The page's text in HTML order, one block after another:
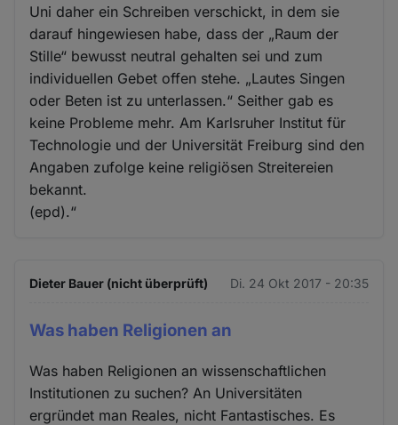
Uni daher ein Schreiben verschickt, in dem sie
darauf hingewiesen habe, dass der „Raum der
Stille“ bewusst neutral gehalten sei und zum
individuellen Gebet offen stehe. „Lautes Singen
oder Beten ist zu unterlassen.“ Seither gab es
keine Probleme mehr. Am Karlsruher Institut für
Technologie und der Universität Freiburg sind den
Angaben zufolge keine religiösen Streitereien
bekannt.
(epd).“
Dieter Bauer (nicht überprüft) Di. 24 Okt 2017 - 20:35
Was haben Religionen an
Was haben Religionen an wissenschaftlichen
Institutionen zu suchen? An Universitäten
ergründet man Reales, nicht Fantastisches. Es